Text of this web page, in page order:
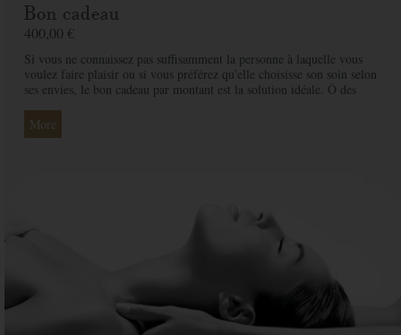
Bon cadeau
400,00 €
Si vous ne connaissez pas suffisamment la personne à laquelle vous
voulez faire plaisir ou si vous préférez qu'elle choisisse son soin selon
ses envies, le bon cadeau par montant est la solution idéale. Ô des
proche et ainsi rendre ce moment exceptionnel.
More